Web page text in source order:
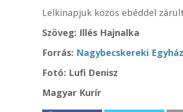
Lelkinapjuk közös ebéddel
Szöveg: Illés Hajnalka
Forrás: Nagybecskereki
Fotó: Lufi Denisz
Magyar Kurír